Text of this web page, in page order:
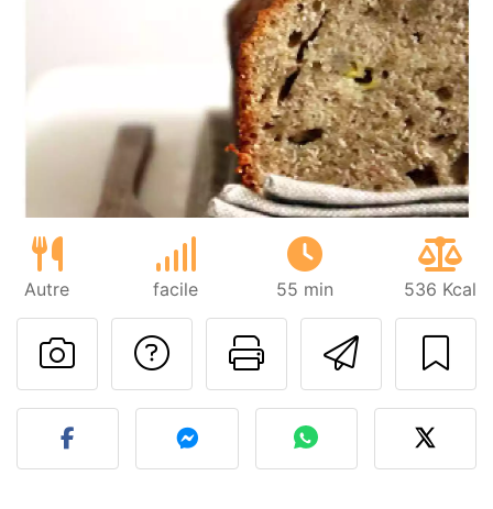
Autre facile 55 min 536 Kcal
Imprimer
Poser une
Publier votre photo de